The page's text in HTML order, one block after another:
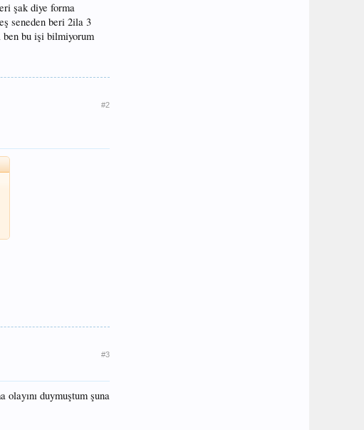
şak diye forma
seneden beri 2ila 3
ben bu işi bilmiyorum
#2
#3
olayını duymuştum şuna